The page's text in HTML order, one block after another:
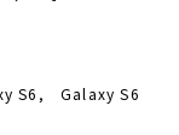
S6, Galaxy S6